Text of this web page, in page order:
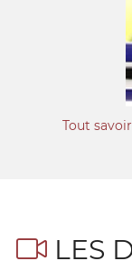
Tout
LES